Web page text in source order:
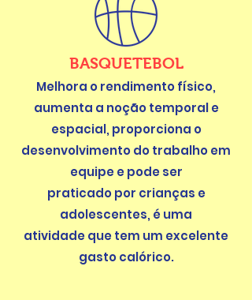
BASQUETEBOL
Melhora o rendimento físico,
aumenta a noção temporal e
espacial, proporciona o
desenvolvimento do trabalho em
equipe e pode ser
praticado por crianças e
adolescentes, é uma
atividade que tem um excelente
gasto calórico.